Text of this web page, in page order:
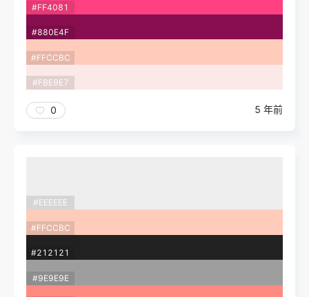
#FF4081
#880E4F
#FFCCBC
#FBE9E7
0 5 年前
#EEEEEE
#FFCCBC
#212121
#9E9E9E